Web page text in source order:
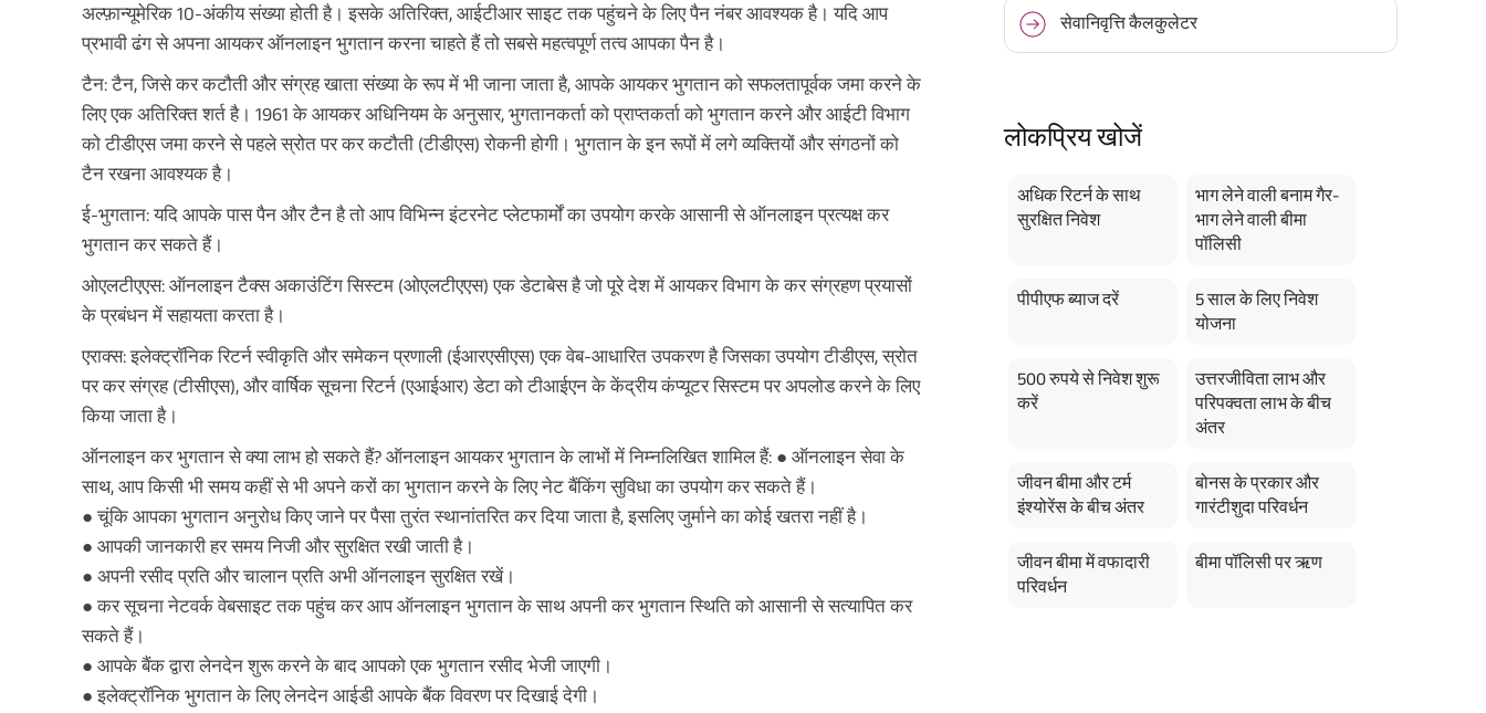
अल्फ़ान्यूमेरिक 10-अंकीय संख्या होती है। इसके अतिरिक्त, आईटीआर साइट तक पहुंचने के लिए पैन नंबर आवश्यक है। यदि आप
प्रभावी ढंग से अपना आयकर ऑनलाइन भुगतान करना चाहते हैं तो सबसे महत्वपूर्ण तत्व आपका पैन है।
टैन: टैन, जिसे कर कटौती और संग्रह खाता संख्या के रूप में भी जाना जाता है, आपके आयकर भुगतान को सफलतापूर्वक जमा करने के
लिए एक अतिरिक्त शर्त है। 1961 के आयकर अधिनियम के अनुसार, भुगतानकर्ता को प्राप्तकर्ता को भुगतान करने और आईटी विभाग
को टीडीएस जमा करने से पहले स्रोत पर कर कटौती (टीडीएस) रोकनी होगी। भुगतान के इन रूपों में लगे व्यक्तियों और संगठनों को
टैन रखना आवश्यक है।
ई-भुगतान: यदि आपके पास पैन और टैन है तो आप विभिन्न इंटरनेट प्लेटफार्मों का उपयोग करके आसानी से ऑनलाइन प्रत्यक्ष कर
भुगतान कर सकते हैं।
ओएलटीएएस: ऑनलाइन टैक्स अकाउंटिंग सिस्टम (ओएलटीएएस) एक डेटाबेस है जो पूरे देश में आयकर विभाग के कर संग्रहण प्रयासों
के प्रबंधन में सहायता करता है।
एराक्स: इलेक्ट्रॉनिक रिटर्न स्वीकृति और समेकन प्रणाली (ईआरएसीएस) एक वेब-आधारित उपकरण है जिसका उपयोग टीडीएस, स्रोत
पर कर संग्रह (टीसीएस), और वार्षिक सूचना रिटर्न (एआईआर) डेटा को टीआईएन के केंद्रीय कंप्यूटर सिस्टम पर अपलोड करने के लिए
किया जाता है।
ऑनलाइन कर भुगतान से क्या लाभ हो सकते हैं? ऑनलाइन आयकर भुगतान के लाभों में निम्नलिखित शामिल हैं: ● ऑनलाइन सेवा के
साथ, आप किसी भी समय कहीं से भी अपने करों का भुगतान करने के लिए नेट बैंकिंग सुविधा का उपयोग कर सकते हैं।
● चूंकि आपका भुगतान अनुरोध किए जाने पर पैसा तुरंत स्थानांतरित कर दिया जाता है, इसलिए जुर्माने का कोई खतरा नहीं है।
● आपकी जानकारी हर समय निजी और सुरक्षित रखी जाती है।
● अपनी रसीद प्रति और चालान प्रति अभी ऑनलाइन सुरक्षित रखें।
● कर सूचना नेटवर्क वेबसाइट तक पहुंच कर आप ऑनलाइन भुगतान के साथ अपनी कर भुगतान स्थिति को आसानी से सत्यापित कर
सकते हैं।
● आपके बैंक द्वारा लेनदेन शुरू करने के बाद आपको एक भुगतान रसीद भेजी जाएगी।
● इलेक्ट्रॉनिक भुगतान के लिए लेनदेन आईडी आपके बैंक विवरण पर दिखाई देगी।
सेवानिवृत्ति कैलकुलेटर
लोकप्रिय खोजें
अधिक रिटर्न के साथ
सुरक्षित निवेश
भाग लेने वाली बनाम गैर-
भाग लेने वाली बीमा
पॉलिसी
पीपीएफ ब्याज दरें
5 साल के लिए निवेश
योजना
500 रुपये से निवेश शुरू
करें
उत्तरजीविता लाभ और
परिपक्वता लाभ के बीच
अंतर
जीवन बीमा और टर्म
इंश्योरेंस के बीच अंतर
बोनस के प्रकार और
गारंटीशुदा परिवर्धन
जीवन बीमा में वफादारी
परिवर्धन
बीमा पॉलिसी पर ऋण